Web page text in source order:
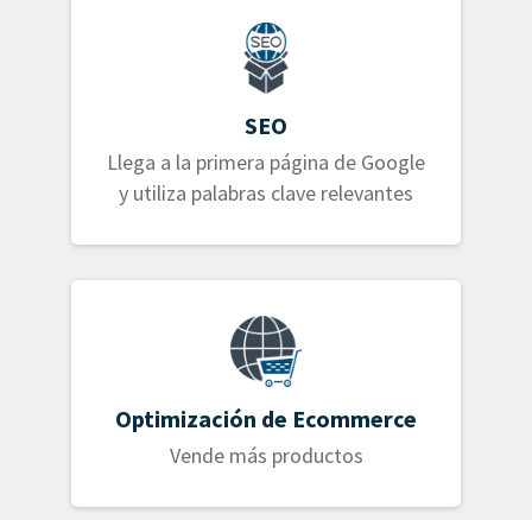
SEO
Llega a la primera página de Google
y utiliza palabras clave relevantes
Optimización de Ecommerce
Vende más productos